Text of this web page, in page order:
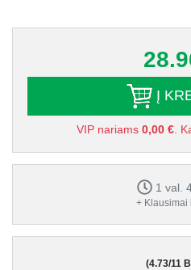
Į
VIP nariams 0,00 € .
1 val.
+ Klausimai
(4.73/11